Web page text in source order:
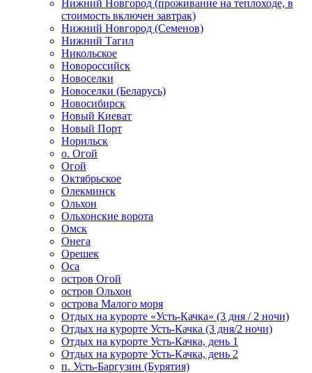
Нижний Новгород (проживание на теплоходе, в
стоимость включен завтрак)
Нижний Новгород (Семенов)
Нижний Тагил
Никольское
Новороссийск
Новоселки
Новоселки (Беларусь)
Новосибирск
Новый Киеват
Новый Порт
Норильск
о. Огой
Огой
Октябрьское
Олекминск
Ольхон
Ольхонские ворота
Омск
Онега
Орешек
Оса
остров Огой
остров Ольхон
острова Малого моря
Отдых на курорте «Усть-Качка» (3 дня / 2 ночи)
Отдых на курорте Усть-Качка (3 дня/2 ночи)
Отдых на курорте Усть-Качка, день 1
Отдых на курорте Усть-Качка, день 2
п. Усть-Баргузин (Бурятия)